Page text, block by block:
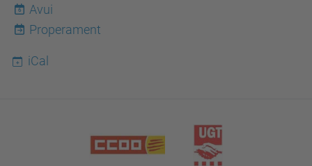
6
Avui
Properament
iCal